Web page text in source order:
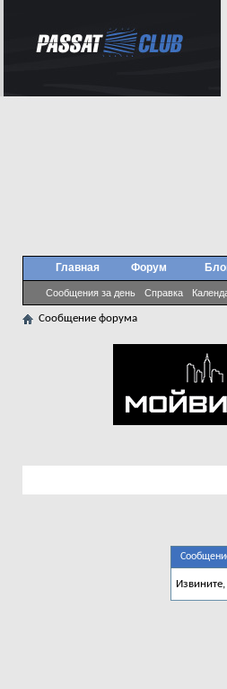
Главная Форум
Сообщения за день Справка
Сообщение форума